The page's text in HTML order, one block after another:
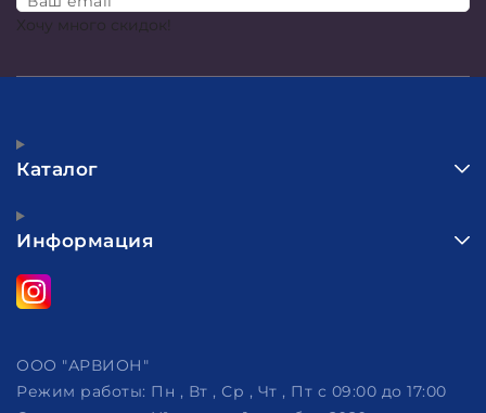
Хочу много скидок!
Каталог
Информация
ООО "АРВИОН"
Режим работы: Пн , Вт , Ср , Чт , Пт c 09:00 до 17:00